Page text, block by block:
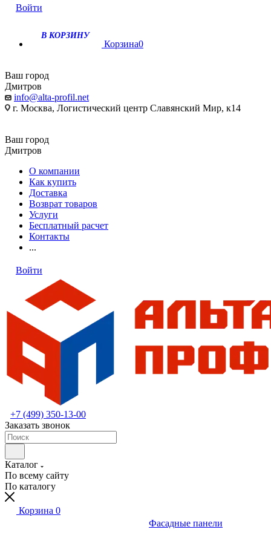
Войти
В КОРЗИНУ
Корзина0
Ваш город
Дмитров
info@alta-profil.net
г. Москва, Логистический центр Славянский Мир, к14
Ваш город
Дмитров
О компании
Как купить
Доставка
Возврат товаров
Услуги
Бесплатный расчет
Контакты
...
Войти
+7 (499) 350-13-00
Заказать звонок
Каталог
По всему сайту
По каталогу
Корзина 0
Фасадные панели